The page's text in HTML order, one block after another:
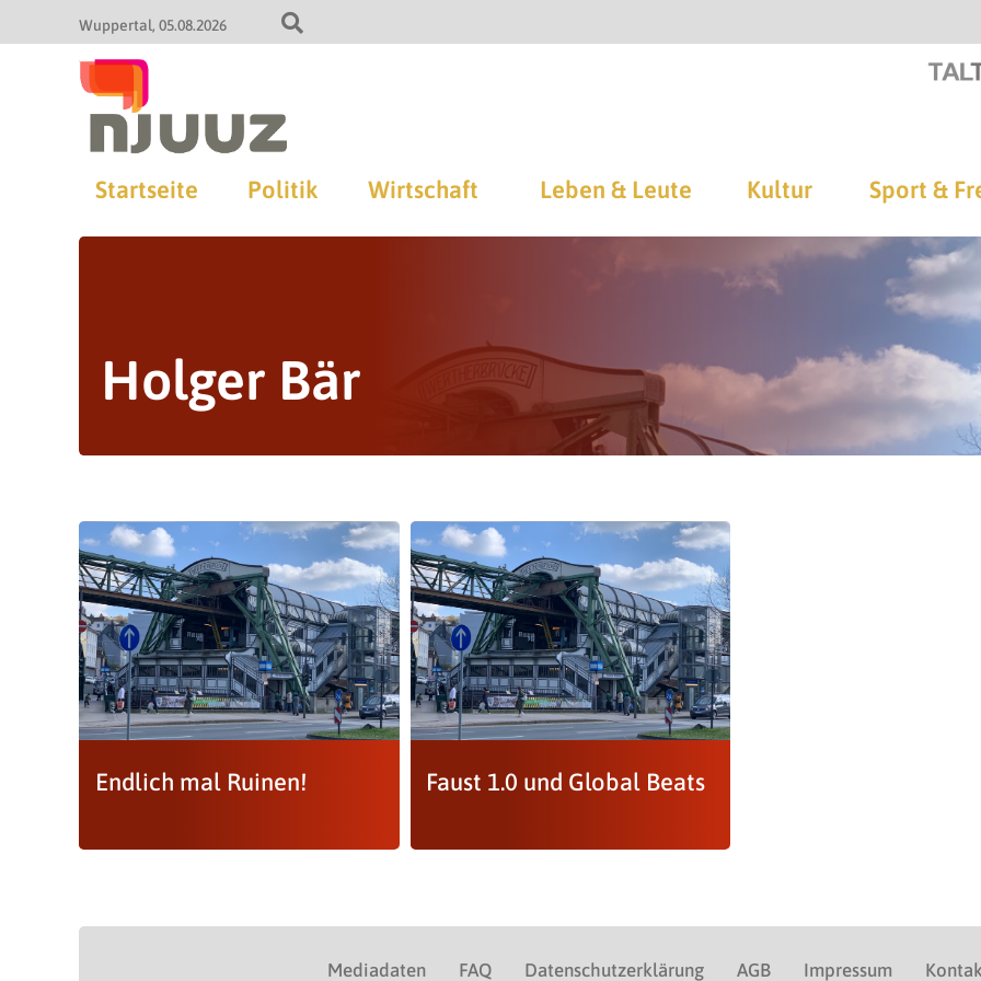
Wuppertal 05.08.2026
Startseite Politik Wirtschaft Leben & Leute Kultur Sport &
Holger Bär
Endlich mal Ruinen! Faust 1.0 und Global Beats
Mediadaten FAQ Datenschutzerklärung AGB Impressum